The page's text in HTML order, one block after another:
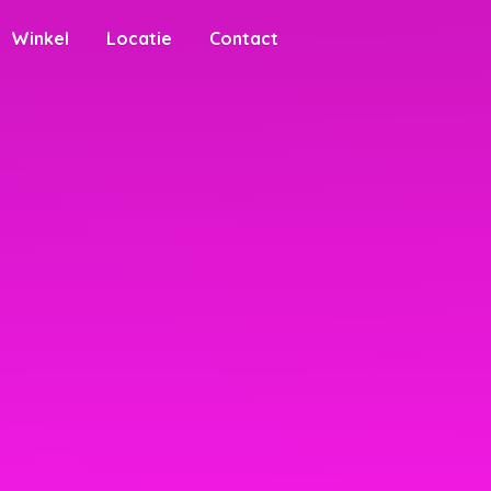
Winkel Locatie Contact